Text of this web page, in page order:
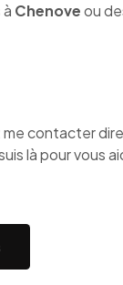
Chenoveou
me contacter
là pour vous